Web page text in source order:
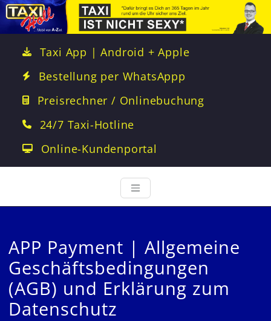
Taxi App | Android + Apple
Bestellung per WhatsAppp
Preisrechner / Onlinebuchung
24/7 Taxi-Hotline
Online-Kundenportal
APP Payment | Allgemeine
Geschäftsbedingungen
(AGB) und Erklärung zum
Datenschutz